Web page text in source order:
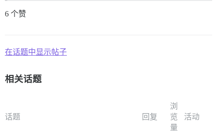
6 个赞
在话题中显示帖子
相关话题
话题 回复
浏
览
量
活动